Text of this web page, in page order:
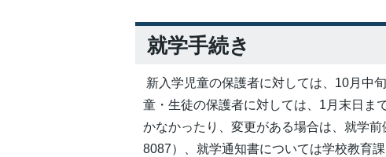
就学手続き
新入学児童の保護者に対しては、10月中
童・生徒の保護者に対しては、1月末日ま
かなかったり、変更がある場合は、就学
8087）、就学通知書については学校教育